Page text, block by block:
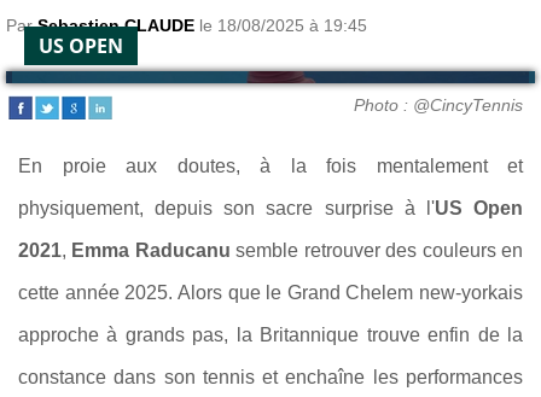
ParSebastien CLAUDE le 18/08/2025 à 19:45
US OPEN
Photo : @CincyTennis
En proie aux doutes, à la fois mentalement et
physiquement, depuis son sacre surprise à l'US Open
2021, Emma Raducanusemble retrouver des couleurs en
cette année 2025. Alors que le Grand Chelem new-yorkais
approche à grands pas, la Britannique trouve enfin de la
constance dans son tennis et enchaîne les performances